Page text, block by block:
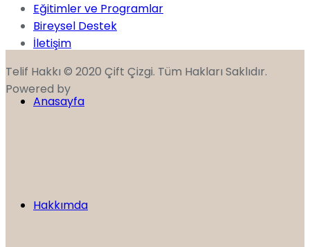
Anasayfa
Hakkımda
Eğitimler ve Programlar
Bireysel Destek
İletişim
Telif Hakkı © 2020 Çift Çizgi. Tüm Hakları Saklıdır.
Powered by